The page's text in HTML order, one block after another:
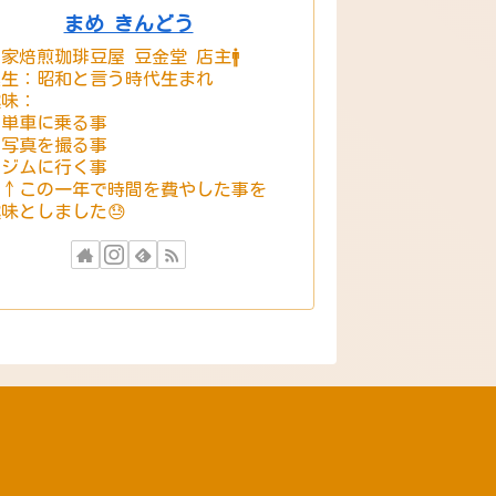
まめ きんどう
焙煎珈琲豆屋 豆金堂 店主🚹
：昭和と言う時代生まれ
：
車に乗る事
真を撮る事
ムに行く事
この一年で時間を費やした事を
としました😓